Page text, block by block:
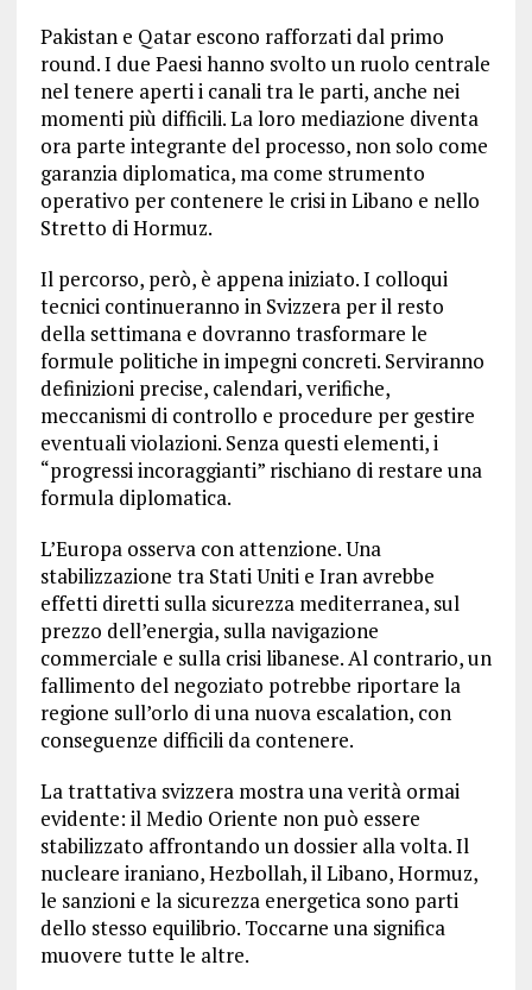
Pakistan e Qatar escono rafforzati dal primo
round. I due Paesi hanno svolto un ruolo centrale
nel tenere aperti i canali tra le parti, anche nei
momenti più difficili. La loro mediazione diventa
ora parte integrante del processo, non solo come
garanzia diplomatica, ma come strumento
operativo per contenere le crisi in Libano e nello
Stretto di Hormuz.
Il percorso, però, è appena iniziato. I colloqui
tecnici continueranno in Svizzera per il resto
della settimana e dovranno trasformare le
formule politiche in impegni concreti. Serviranno
definizioni precise, calendari, verifiche,
meccanismi di controllo e procedure per gestire
eventuali violazioni. Senza questi elementi, i
“progressi incoraggianti” rischiano di restare una
formula diplomatica.
L’Europa osserva con attenzione. Una
stabilizzazione tra Stati Uniti e Iran avrebbe
effetti diretti sulla sicurezza mediterranea, sul
prezzo dell’energia, sulla navigazione
commerciale e sulla crisi libanese. Al contrario, un
fallimento del negoziato potrebbe riportare la
regione sull’orlo di una nuova escalation, con
conseguenze difficili da contenere.
La trattativa svizzera mostra una verità ormai
evidente: il Medio Oriente non può essere
stabilizzato affrontando un dossier alla volta. Il
nucleare iraniano, Hezbollah, il Libano, Hormuz,
le sanzioni e la sicurezza energetica sono parti
dello stesso equilibrio. Toccarne una significa
muovere tutte le altre.